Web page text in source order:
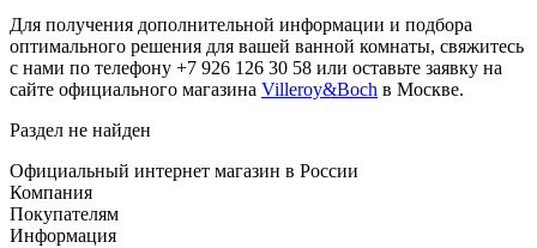
Для получения дополнительной информации и подбора
оптимального решения для вашей ванной комнаты, свяжитесь
с нами по телефону +7 926 126 30 58 или оставьте заявку на
сайте официального магазина Villeroy&Boch в Москве.
Раздел не найден
Официальный интернет магазин в России
Компания
Покупателям
Информация